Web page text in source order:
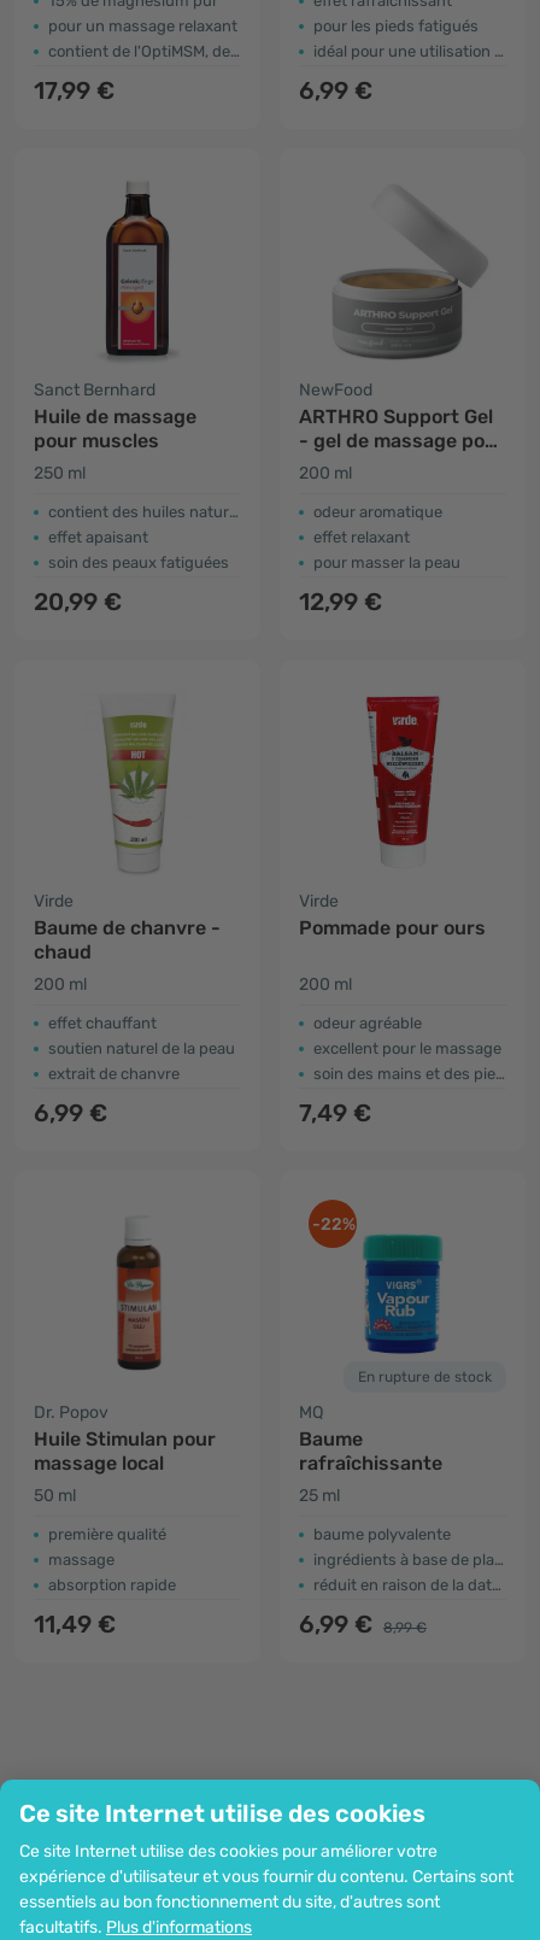
Ce site Internet utilise des cookies
Ce site Internet utilise des cookies pour améliorer votre
expérience d'utilisateur et vous fournir du contenu. Certains sont
essentiels au bon fonctionnement du site, d'autres sont
facultatifs. Plus d'informations
pour un massage relaxant
contient de l'OptiMSM, de la chondroïtine et du gingembre
17,99 €
pour les pieds fatigués
idéal pour une utilisation après l'exercice
6,99 €
Sanct Bernhard
Huile de massage
pour muscles
250 ml
contient des huiles naturelles
effet apaisant
soin des peaux fatiguées
20,99 €
NewFood
ARTHRO Support Gel
- gel de massage pour
articulations
200 ml
odeur aromatique
effet relaxant
pour masser la peau
12,99 €
Virde
Baume de chanvre -
chaud
200 ml
effet chauffant
soutien naturel de la peau
extrait de chanvre
6,99 €
Virde
Pommade pour ours
200 ml
odeur agréable
excellent pour le massage
soin des mains et des pieds froids
7,49 €
Dr. Popov
Huile Stimulan pour
massage local
50 ml
première qualité
massage
absorption rapide
11,49 €
-22%
En rupture de stock
MQ
Baume
rafraîchissante
25 ml
baume polyvalente
ingrédients à base de plantes
réduit en raison de la date d'expiration
6,99 € 8,99 €
Information
Rejoignez-nous
Assistance et commandes